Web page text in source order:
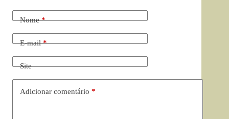
Nome*
E-mail*
Site
Adicionar comentário *